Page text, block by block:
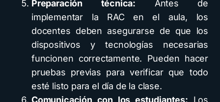
Preparación técnica: Antes de
implementar la RAC en el aula, los
docentes deben asegurarse de que los
dispositivos y tecnologías necesarias
funcionen correctamente. Pueden hacer
pruebas previas para verificar que todo
esté listo para el día de la clase.
Comunicación con los estudiantes: Los